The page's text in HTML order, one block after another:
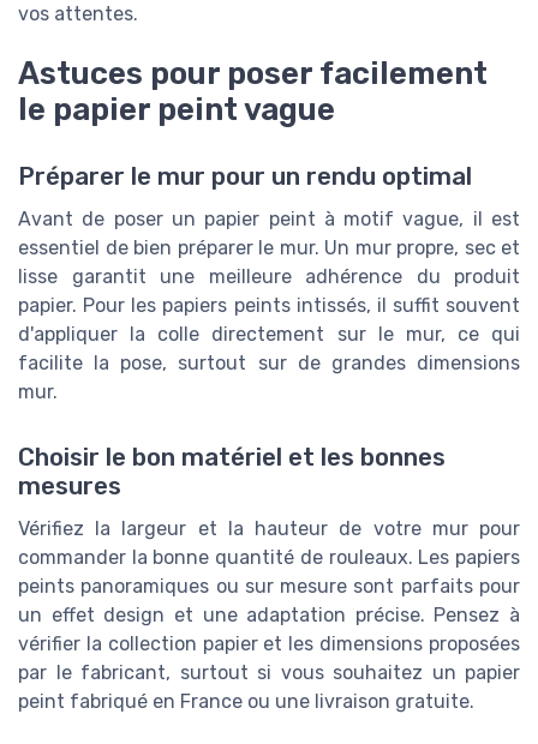
vos attentes.
Astuces pour poser facilement
le papier peint vague
Préparer le mur pour un rendu optimal
Avant de poser un papier peint à motif vague, il est
essentiel de bien préparer le mur. Un mur propre, sec et
lisse garantit une meilleure adhérence du produit
papier. Pour les papiers peints intissés, il suffit souvent
d'appliquer la colle directement sur le mur, ce qui
facilite la pose, surtout sur de grandes dimensions
mur.
Choisir le bon matériel et les bonnes
mesures
Vérifiez la largeur et la hauteur de votre mur pour
commander la bonne quantité de rouleaux. Les papiers
peints panoramiques ou sur mesure sont parfaits pour
un effet design et une adaptation précise. Pensez à
vérifier la collection papier et les dimensions proposées
par le fabricant, surtout si vous souhaitez un papier
peint fabriqué en France ou une livraison gratuite.